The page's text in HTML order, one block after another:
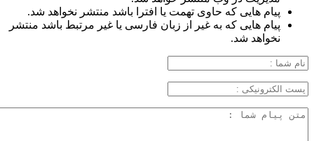
پیام هایی که حاوی تهمت یا افترا باشد منتشر نخواهد شد.
پیام هایی که به غیر از زبان فارسی یا غیر مرتبط باشد منتشر
نخواهد شد.